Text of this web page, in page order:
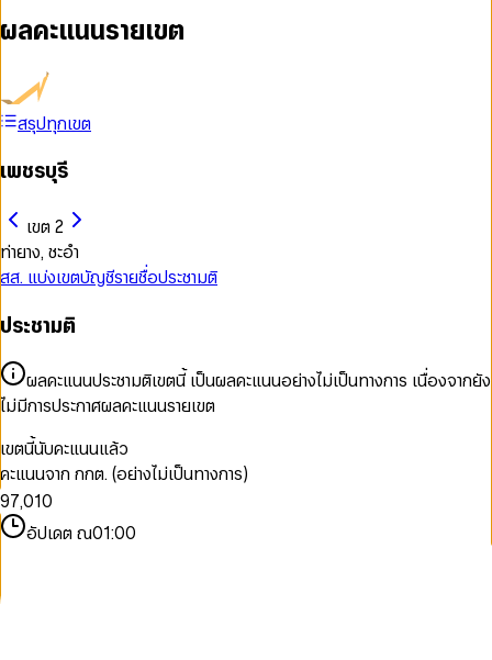
ผลคะแนนรายเขต
สรุปทุกเขต
เพชรบุรี
เขต 2
ท่ายาง, ชะอำ
สส. แบ่งเขตบัญชีรายชื่อประชามติ
ประชามติ
ผลคะแนนประชามติเขตนี้ เป็นผลคะแนนอย่างไม่เป็นทางการ เนื่องจากยัง
ไม่มีการประกาศผลคะแนนรายเขต
เขตนี้นับคะแนนแล้ว
คะแนนจาก กกต. (อย่างไม่เป็นทางการ)
0
1
2
3
4
5
6
7
8
9
0
1
2
3
4
5
6
7
8
9
,0
1
2
0
1
2
3
0
1
2
อัปเดต ณ01:00